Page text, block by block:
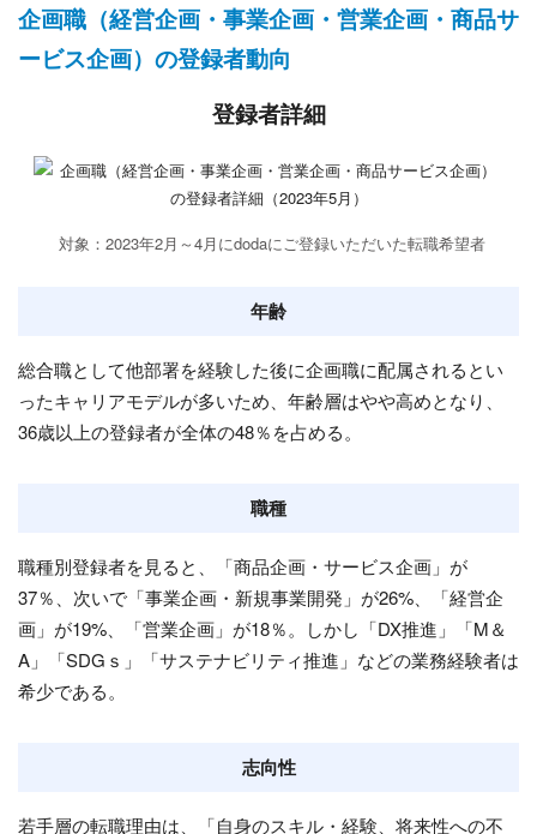
企画職（経営企画・事業企画・営業企画・商品サ
ービス企画）の登録者動向
登録者詳細
対象：2023年2月～4月にdodaにご登録いただいた転職希望者
年齢
総合職として他部署を経験した後に企画職に配属されるとい
ったキャリアモデルが多いため、年齢層はやや高めとなり、
36歳以上の登録者が全体の48％を占める。
職種
職種別登録者を見ると、「商品企画・サービス企画」が
37％、次いで「事業企画・新規事業開発」が26%、「経営企
画」が19%、「営業企画」が18％。しかし「DX推進」「M＆
A」「SDGｓ」「サステナビリティ推進」などの業務経験者は
希少である。
志向性
若手層の転職理由は、「自身のスキル・経験、将来性への不